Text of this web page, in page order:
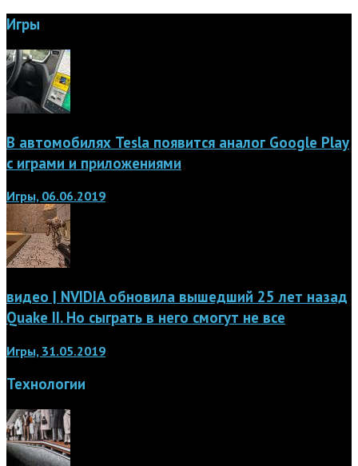
Игры
В автомобилях Tesla появится аналог Google Play
с играми и приложениями
Игры, 06.06.2019
видео | NVIDIA обновила вышедший 25 лет назад
Quake II. Но сыграть в него смогут не все
Игры, 31.05.2019
Технологии